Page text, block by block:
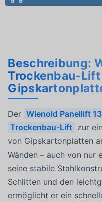
Beschreibung:
Trockenbau-
Der Wienold Panellift
Trockenbau-Lift zur
von Gipskartonplatten
Wänden – auch von nur
seine stabile
Schlitten und den
ermöglicht er ein